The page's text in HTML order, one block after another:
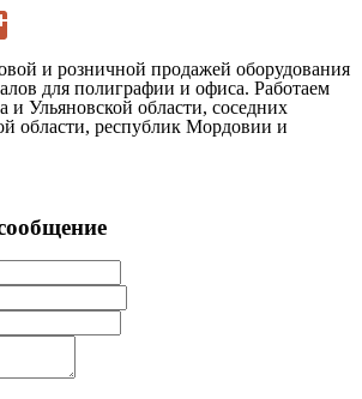
и розничной продажей оборудования
для полиграфии и офиса. Работаем
и Ульяновской области, соседних
области, республик Мордовии и